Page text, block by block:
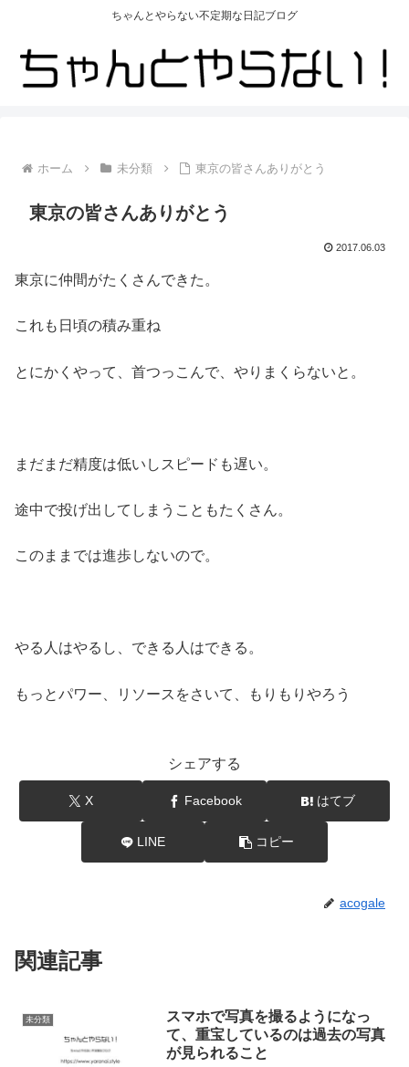
ちゃんとやらない不定期な日記ブログ
ホーム 未分類 東京の皆さんありがとう
東京の皆さんありがとう
2017.06.03
東京に仲間がたくさんできた。
これも日頃の積み重ね
とにかくやって、首つっこんで、やりまくらないと。
まだまだ精度は低いしスピードも遅い。
途中で投げ出してしまうこともたくさん。
このままでは進歩しないので。
やる人はやるし、できる人はできる。
もっとパワー、リソースをさいて、もりもりやろう
シェアする
X Facebook はてブ
LINE コピー
acogale
関連記事
未分類
スマホで写真を撮るようになっ
て、重宝しているのは過去の写真
が見られること